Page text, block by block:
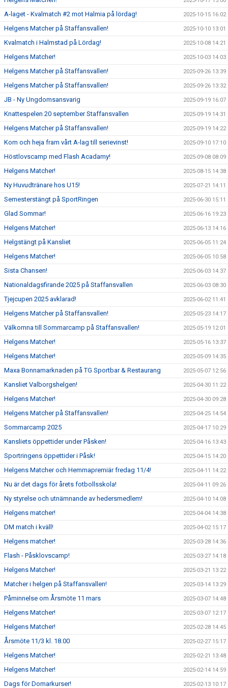
A-laget - Kvalmatch #2 mot Halmia på lördag! 2025-10-15 16:02
Helgens Matcher på Staffansvallen! 2025-10-10 13:01
Kvalmatch i Halmstad på Lördag! 2025-10-08 14:21
Helgens Matcher! 2025-10-03 14:03
Helgens Matcher på Staffansvallen! 2025-09-26 13:39
Helgens Matcher på Staffansvallen! 2025-09-26 13:32
JB - Ny Ungdomsansvarig 2025-09-19 16:07
Knattespelen 20 september Staffansvallen 2025-09-19 14:31
Helgens Matcher på Staffansvallen! 2025-09-19 14:22
Kom och heja fram vårt A-lag till serievinst! 2025-09-10 17:10
Höstlovscamp med Flash Acadamy! 2025-09-08 08:09
Helgens Matcher! 2025-08-15 14:38
Ny Huvudtränare hos U15! 2025-07-21 14:11
Semesterstängt på SportRingen 2025-06-30 15:11
Glad Sommar! 2025-06-16 19:23
Helgens Matcher! 2025-06-13 14:16
Helgstängt på Kansliet 2025-06-05 11:24
Helgens Matcher! 2025-06-05 10:58
Sista Chansen! 2025-06-03 14:37
Nationaldagsfirande 2025 på Staffansvallen 2025-06-03 08:30
Tjejcupen 2025 avklarad! 2025-06-02 11:41
Helgens Matcher på Staffansvallen! 2025-05-23 14:17
Välkomna till Sommarcamp på Staffansvallen! 2025-05-19 12:01
Helgens Matcher! 2025-05-16 13:37
Helgens Matcher! 2025-05-09 14:35
Maxa Bonnamarknaden på TG Sportbar & Restaurang 2025-05-07 12:56
Kansliet Valborgshelgen! 2025-04-30 11:22
Helgens Matcher! 2025-04-30 09:28
Helgens Matcher på Staffansvallen! 2025-04-25 14:54
Sommarcamp 2025 2025-04-17 10:29
Kansliets öppettider under Påsken! 2025-04-16 13:43
Sportringens öppettider i Påsk! 2025-04-15 14:20
Helgens Matcher och Hemmapremiär fredag 11/4! 2025-04-11 14:22
Nu är det dags för årets fotbollsskola! 2025-04-11 09:26
Ny styrelse och utnämnande av hedersmedlem! 2025-04-10 14:08
Helgens matcher! 2025-04-04 14:38
DM match i kväll! 2025-04-02 15:17
Helgens matcher! 2025-03-28 14:36
Flash - Påsklovscamp! 2025-03-27 14:18
Helgens Matcher! 2025-03-21 13:22
Matcher i helgen på Staffansvallen! 2025-03-14 13:29
Påminnelse om Årsmöte 11 mars 2025-03-07 14:48
Helgens Matcher! 2025-03-07 12:17
Helgens Matcher! 2025-02-28 14:45
Årsmöte 11/3 kl. 18.00 2025-02-27 15:17
Helgens Matcher! 2025-02-21 13:48
Helgens Matcher! 2025-02-14 14:59
Dags för Domarkurser! 2025-02-13 10:17